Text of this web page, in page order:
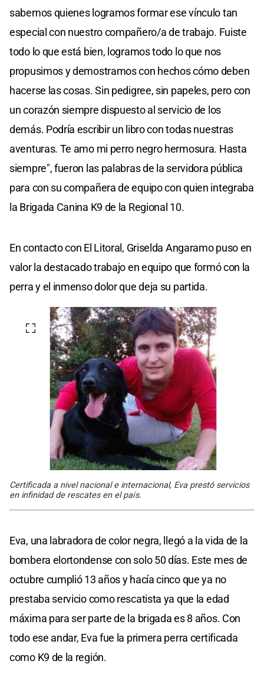
sabemos quienes logramos formar ese vínculo tan
especial con nuestro compañero/a de trabajo. Fuiste
todo lo que está bien, logramos todo lo que nos
propusimos y demostramos con hechos cómo deben
hacerse las cosas. Sin pedigree, sin papeles, pero con
un corazón siempre dispuesto al servicio de los
demás. Podría escribir un libro con todas nuestras
aventuras. Te amo mi perro negro hermosura. Hasta
siempre", fueron las palabras de la servidora pública
para con su compañera de equipo con quien integraba
la Brigada Canina K9 de la Regional 10.
En contacto con El Litoral, Griselda Angaramo puso en
valor la destacado trabajo en equipo que formó con la
perra y el inmenso dolor que deja su partida.
Certificada a nivel nacional e internacional, Eva prestó servicios
en infinidad de rescates en el país.
Eva, una labradora de color negra, llegó a la vida de la
bombera elortondense con solo 50 días. Este mes de
octubre cumplió 13 años y hacía cinco que ya no
prestaba servicio como rescatista ya que la edad
máxima para ser parte de la brigada es 8 años. Con
todo ese andar, Eva fue la primera perra certificada
como K9 de la región.